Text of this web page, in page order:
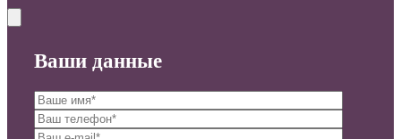
Ваши данные